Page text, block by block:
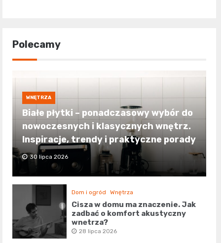
Polecamy
WNĘTRZA
Białe płytki – ponadczasowy wybór do
nowoczesnych i klasycznych wnętrz.
Inspiracje, trendy i praktyczne porady
30 lipca 2026
Dom i ogród Wnętrza
Cisza w domu ma znaczenie. Jak
zadbać o komfort akustyczny
wnętrza?
28 lipca 2026